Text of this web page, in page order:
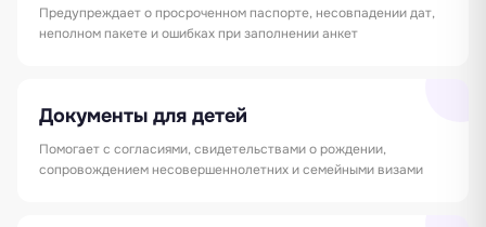
Предупреждает о просроченном паспорте, несовпадении дат,
неполном пакете и ошибках при заполнении анкет
Документы для детей
Помогает с согласиями, свидетельствами о рождении,
сопровождением несовершеннолетних и семейными визами